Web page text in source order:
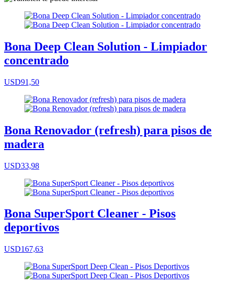
Bona Deep Clean Solution - Limpiador
concentrado
USD91,50
Bona Renovador (refresh) para pisos de
madera
USD33,98
Bona SuperSport Cleaner - Pisos
deportivos
USD167,63